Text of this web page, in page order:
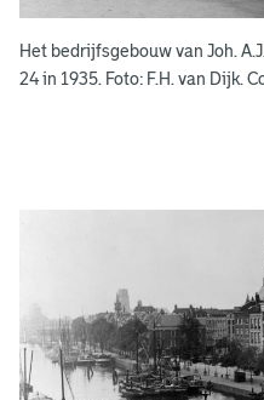
e
n
Het bedrijfsgebouw van Joh.
24 in 1935. Foto: F.H. van Dijk.
n